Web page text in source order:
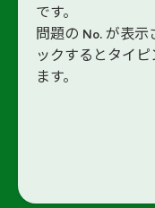
です。
問題の No. が表
ックするとタイ
ます。